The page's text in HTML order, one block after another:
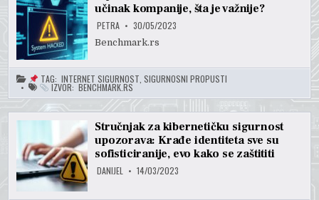
učinak kompanije, šta je važnije?
PETRA 30/05/2023
Benchmark.rs
TAG: INTERNET SIGURNOST SIGURNOSNI PROPUSTI
IZVOR: BENCHMARK.RS
Stručnjak za kibernetičku sigurnost
upozorava: Krađe identiteta sve su
sofisticiranije, evo kako se zaštititi
DANIJEL 14/03/2023